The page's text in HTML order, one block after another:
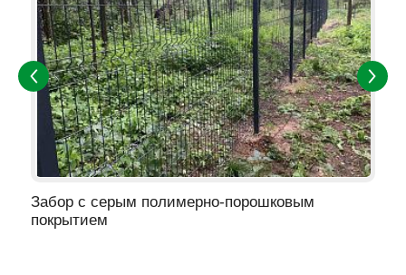
Забор с серым полимерно-порошковым
покрытием